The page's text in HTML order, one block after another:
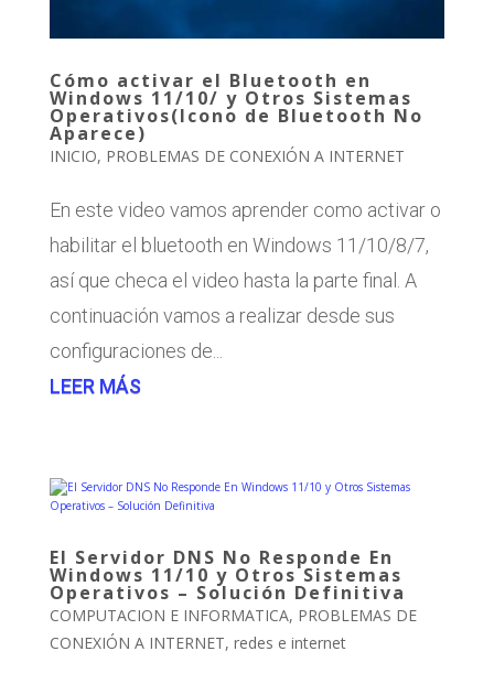
Cómo activar el Bluetooth en
Windows 11/10/ y Otros Sistemas
Operativos(Icono de Bluetooth No
Aparece)
INICIO, PROBLEMAS DE CONEXIÓN A INTERNET
En este video vamos aprender como activar o
habilitar el bluetooth en Windows 11/10/8/7,
así que checa el video hasta la parte final. A
continuación vamos a realizar desde sus
configuraciones de...
LEER MÁS
El Servidor DNS No Responde En
Windows 11/10 y Otros Sistemas
Operativos – Solución Definitiva
COMPUTACION E INFORMATICA, PROBLEMAS DE
CONEXIÓN A INTERNET, redes e internet